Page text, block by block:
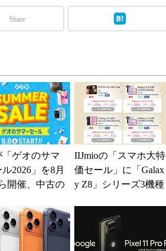
Share
「ゲオのサマ
2026」を8月
開催、中古の
IIJmioの「スマホ大特
価セール」に「Galax
y Z8」シリーズ3機種